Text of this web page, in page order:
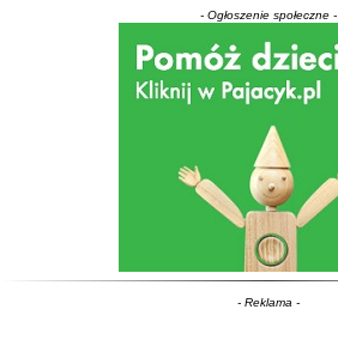
- Ogłoszenie społeczne -
- Reklama -